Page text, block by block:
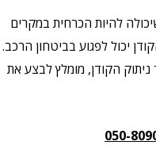
להיות הכרחית במקרים
יכול לפגוע בביטחון הרכב.
הקודן, מומלץ לבצע את